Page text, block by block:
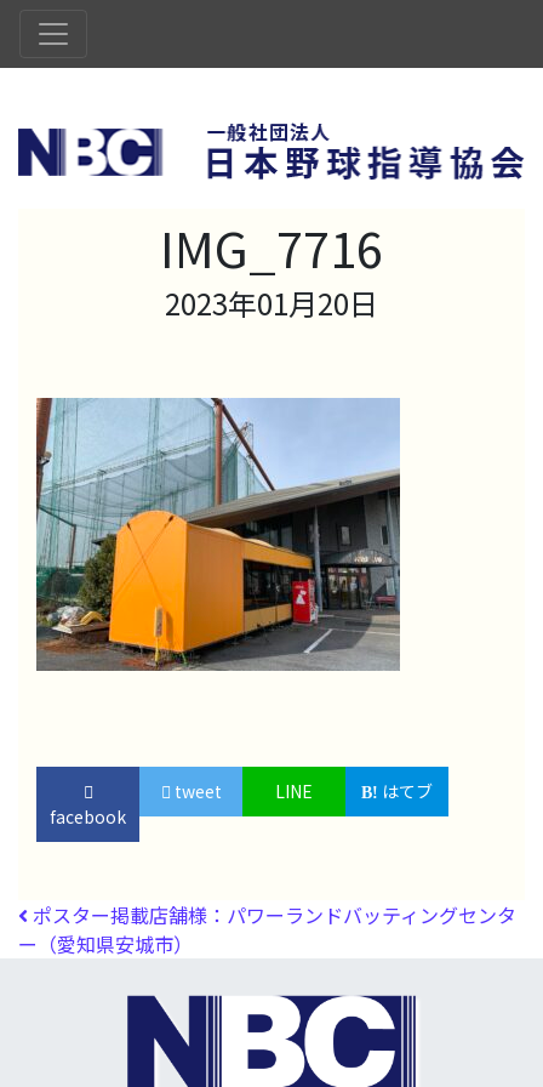
IMG_7716
2023年01月20日
facebook
tweet LINE はてブ
投稿ナビゲーション
ポスター掲載店舗様：パワーランドバッティングセンタ
ー（愛知県安城市）